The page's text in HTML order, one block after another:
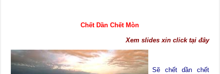
Chết Dần Chết Mòn
Xem slides xin click tại đây
Sẽ chết dần chết